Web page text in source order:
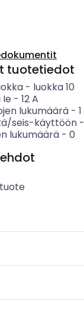
tuotetiedot
- luokka 10
- 12A
lukumäärä- 1
seis-käyttöön-
lukumäärä- 0